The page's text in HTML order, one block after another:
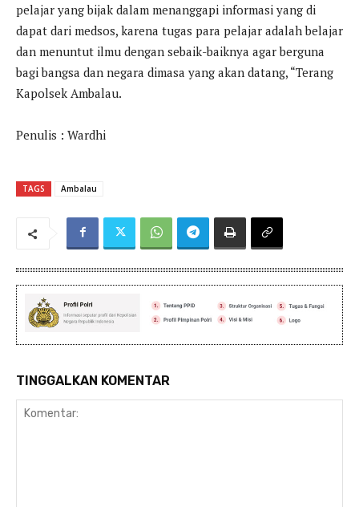
pelajar yang bijak dalam menanggapi informasi yang di
dapat dari medsos, karena tugas para pelajar adalah belajar
dan menuntut ilmu dengan sebaik-baiknya agar berguna
bagi bangsa dan negara dimasa yang akan datang, “Terang
Kapolsek Ambalau.
Penulis : Wardhi
TAGS Ambalau
TINGGALKAN KOMENTAR